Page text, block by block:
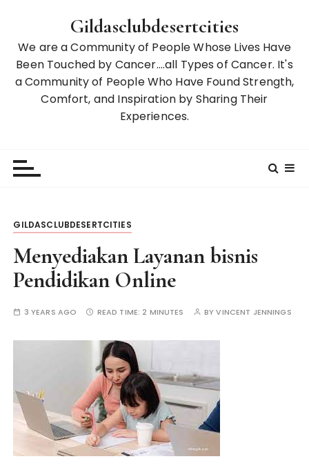
Gildasclubdesertcities
We are a Community of People Whose Lives Have
Been Touched by Cancer….all Types of Cancer. It's
a Community of People Who Have Found Strength,
Comfort, and Inspiration by Sharing Their
Experiences.
GILDASCLUBDESERTCITIES
Menyediakan Layanan bisnis
Pendidikan Online
3 YEARS AGO READ TIME:2 MINUTES BYVINCENT JENNINGS